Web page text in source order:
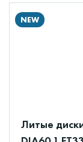
NEW
Литые